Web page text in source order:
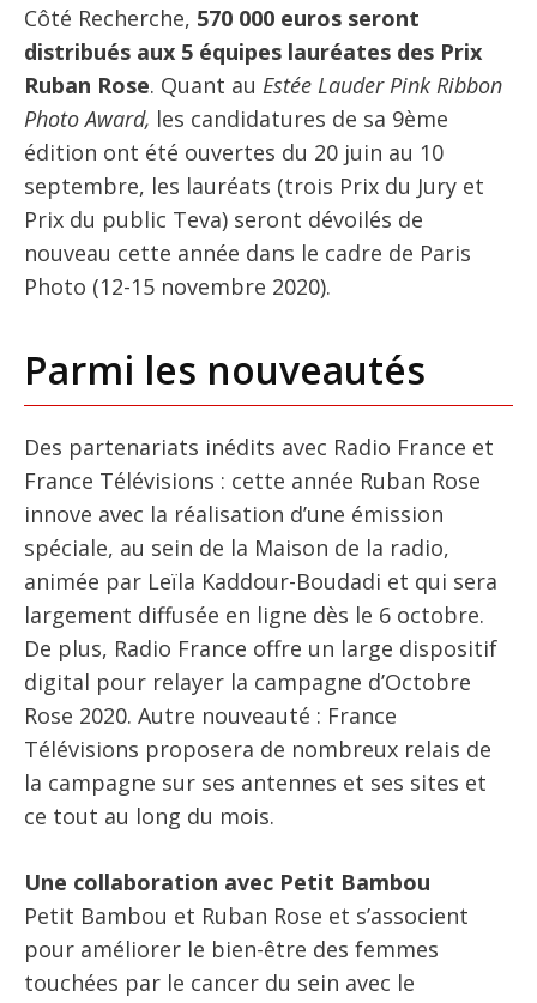
Côté Recherche, 570 000 euros seront
distribués aux 5 équipes lauréates des Prix
Ruban Rose. Quant au Estée Lauder Pink Ribbon
Photo Award, les candidatures de sa 9ème
édition ont été ouvertes du 20 juin au 10
septembre, les lauréats (trois Prix du Jury et
Prix du public Teva) seront dévoilés de
nouveau cette année dans le cadre de Paris
Photo (12-15 novembre 2020).
Parmi les nouveautés
Des partenariats inédits avec Radio France et
France Télévisions : cette année Ruban Rose
innove avec la réalisation d’une émission
spéciale, au sein de la Maison de la radio,
animée par Leïla Kaddour-Boudadi et qui sera
largement diffusée en ligne dès le 6 octobre.
De plus, Radio France offre un large dispositif
digital pour relayer la campagne d’Octobre
Rose 2020. Autre nouveauté : France
Télévisions proposera de nombreux relais de
la campagne sur ses antennes et ses sites et
ce tout au long du mois.
Une collaboration avec Petit Bambou
Petit Bambou et Ruban Rose et s’associent
pour améliorer le bien-être des femmes
touchées par le cancer du sein avec le